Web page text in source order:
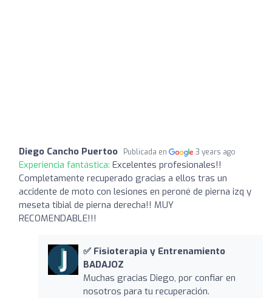
Diego Cancho Puertoo Publicada en 3 years ago
Experiencia fantástica: Excelentes profesionales!!
Completamente recuperado gracias a ellos tras un
accidente de moto con lesiones en peroné de pierna izq y
meseta tibial de pierna derecha!! MUY
RECOMENDABLE!!!
✅ Fisioterapia y Entrenamiento
BADAJOZ
Muchas gracias Diego, por confiar en
nosotros para tu recuperación.